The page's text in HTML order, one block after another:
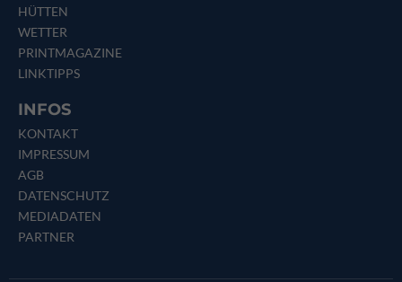
HÜTTEN
WETTER
PRINTMAGAZINE
LINKTIPPS
INFOS
KONTAKT
IMPRESSUM
AGB
DATENSCHUTZ
MEDIADATEN
PARTNER